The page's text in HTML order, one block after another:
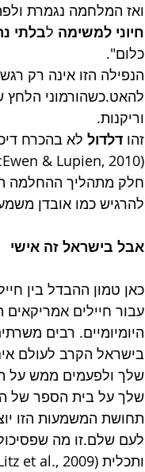
ואז המלחמה נגמרת
חיוני למשימה לבלתי
כלום".
הנפילה הזו אינה רק
להאט.כשהורמוני הלחץ
וריקנות.
זהו דלדול לא בהכרח
(McEwen, 1998; Juster, McEwen & Lupien, 2010).
חלק מתהליך ההחלמה
להרגיש כמו אובדן
אבל בישראל זה אישי
כאן טמון ההבדל בין
עבור חיילים
היומיומיים. רבים
בישראל הקרב לעולם
שלך ולפעמים ממש על
שלך על בית הספר של
תחושת המשמעות הזו
לעם שלם.זו מה
ותכלית (Litz et al., 2009).